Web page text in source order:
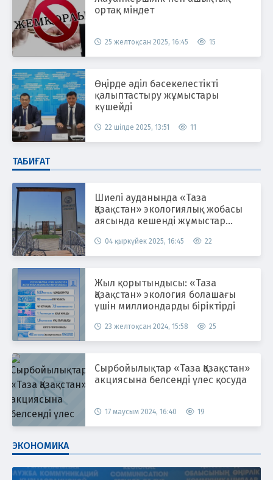
ортақ міндет
25 желтоқсан 2025, 16:45 15
Өңірде әділ бәсекелестікті
қалыптастыру жұмыстары
күшейді
22 шілде 2025, 13:51 11
ТАБИҒАТ
Шиелі ауданында «Таза
Қазақстан» экологиялық жобасы
аясында кешенді жұмыстар
04 қыркүйек 2025, 16:45 22
Жыл қорытындысы: «Таза
Қазақстан» экология болашағы
үшін миллиондарды біріктірді
23 желтоқсан 2024, 15:58 25
Сырбойылықтар «Таза Қазақстан»
акциясына белсенді үлес қосуда
17 маусым 2024, 16:40 19
ЭКОНОМИКА